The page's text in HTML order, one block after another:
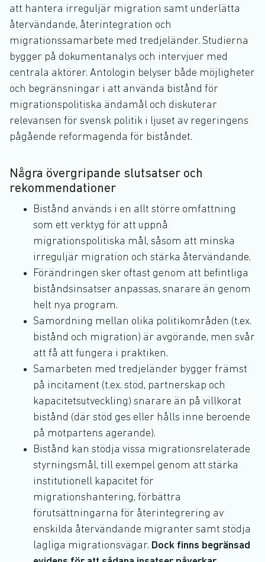
att hantera irreguljär migration samt underlätta
återvändande, återintegration och
migrationssamarbete med tredjeländer. Studierna
bygger på dokumentanalys och intervjuer med
centrala aktörer. Antologin belyser både möjligheter
och begränsningar i att använda bistånd för
migrationspolitiska ändamål och diskuterar
relevansen för svensk politik i ljuset av regeringens
pågående reformagenda för biståndet.
Några övergripande slutsatser och
rekommendationer
Bistånd används i en allt större omfattning
som ett verktyg för att uppnå
migrationspolitiska mål, såsom att minska
irreguljär migration och stärka återvändande.
Förändringen sker oftast genom att befintliga
biståndsinsatser anpassas, snarare än genom
helt nya program.
Samordning mellan olika politikområden (t.ex.
bistånd och migration) är avgörande, men svår
att få att fungera i praktiken.
Samarbeten med tredjeländer bygger främst
på incitament (t.ex. stöd, partnerskap och
kapacitetsutveckling) snarare än på villkorat
bistånd (där stöd ges eller hålls inne beroende
på motpartens agerande).
Bistånd kan stödja vissa migrationsrelaterade
styrningsmål, till exempel genom att stärka
institutionell kapacitet för
migrationshantering, förbättra
förutsättningarna för återintegrering av
enskilda återvändande migranter samt stödja
lagliga migrationsvägar. Dock finns begränsad